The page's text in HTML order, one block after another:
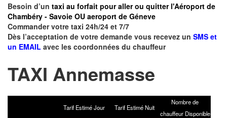
Besoin d’un taxi au forfait pour aller ou quitter l'Aéroport de
Chambéry - Savoie OU aeroport de Géneve
Commander votre taxi 24h/24 et 7/7
Dès l’acceptation de votre demande vous recevez un SMS et
un EMAIL avec les coordonnées du chauffeur
TAXI Annemasse
Tarif Estimé Jour Tarif Estimé Nuit
Nombre de
chauffeur Disponible